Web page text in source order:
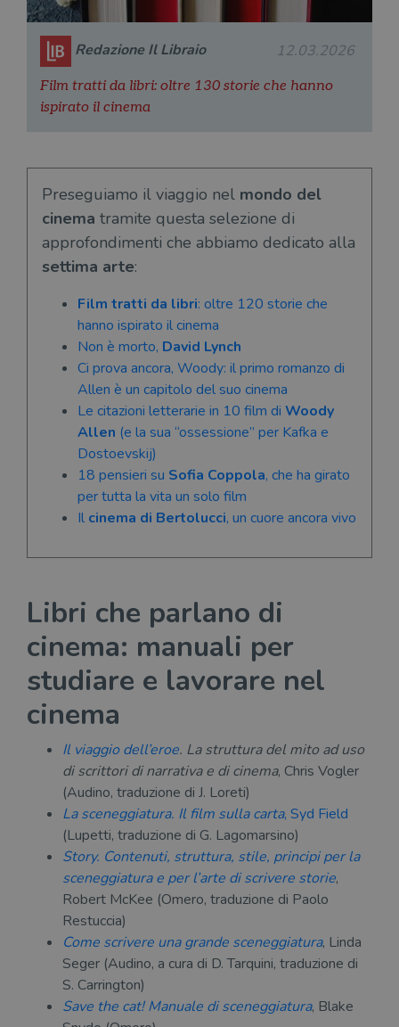
Redazione Il Libraio 12.03.2026
Film tratti da libri: oltre 130 storie che hanno
ispirato il cinema
Preseguiamo il viaggio nel mondo del
cinema tramite questa selezione di
approfondimenti che abbiamo dedicato alla
settima arte:
Film tratti da libri: oltre 120 storie che
hanno ispirato il cinema
Non è morto, David Lynch
Ci prova ancora, Woody: il primo romanzo di
Allen è un capitolo del suo cinema
Le citazioni letterarie in 10 film di Woody
Allen (e la sua “ossessione” per Kafka e
Dostoevskij)
18 pensieri su Sofia Coppola, che ha girato
per tutta la vita un solo film
Il cinema di Bertolucci, un cuore ancora vivo
Libri che parlano di
cinema: manuali per
studiare e lavorare nel
cinema
Il viaggio dell’eroe. La struttura del mito ad uso
di scrittori di narrativa e di cinema, Chris Vogler
(Audino, traduzione di J. Loreti)
La sceneggiatura. Il film sulla carta, Syd Field
(Lupetti, traduzione di G. Lagomarsino)
Story. Contenuti, struttura, stile, principi per la
sceneggiatura e per l’arte di scrivere storie,
Robert McKee (Omero, traduzione di Paolo
Restuccia)
Come scrivere una grande sceneggiatura, Linda
Seger (Audino, a cura di D. Tarquini, traduzione di
S. Carrington)
Save the cat! Manuale di sceneggiatura, Blake